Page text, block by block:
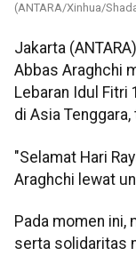
(ANTARA/Xinhua/
Jakarta
Abbas Araghchi
Lebaran Idul Fitri
di Asia
"Selamat Hari
Araghchi lewat
Pada momen ini,
serta solidaritas